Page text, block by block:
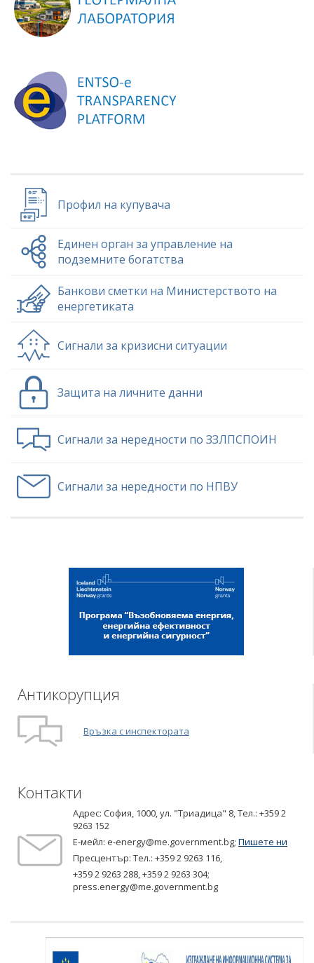
Профил на купувача
Единен орган за управление на
подземните богатства
Банкови сметки на Министерството на
енергетиката
Сигнали за кризисни ситуации
Защита на личните данни
Сигнали за нередности по ЗЗЛПСПОИН
Сигнали за нередности по НПВУ
Антикорупция
Връзка с инспектората
Контакти
Адрес: София, 1000, ул. "Триадица" 8,Tел.: +359 2
9263 152
Е-мейл: e-energy@me.government.bg; Пишете ни
Пресцентър: Тел.: +359 2 9263 116,
+359 2 9263 288,+359 2 9263 304;
press.energy@me.government.bg